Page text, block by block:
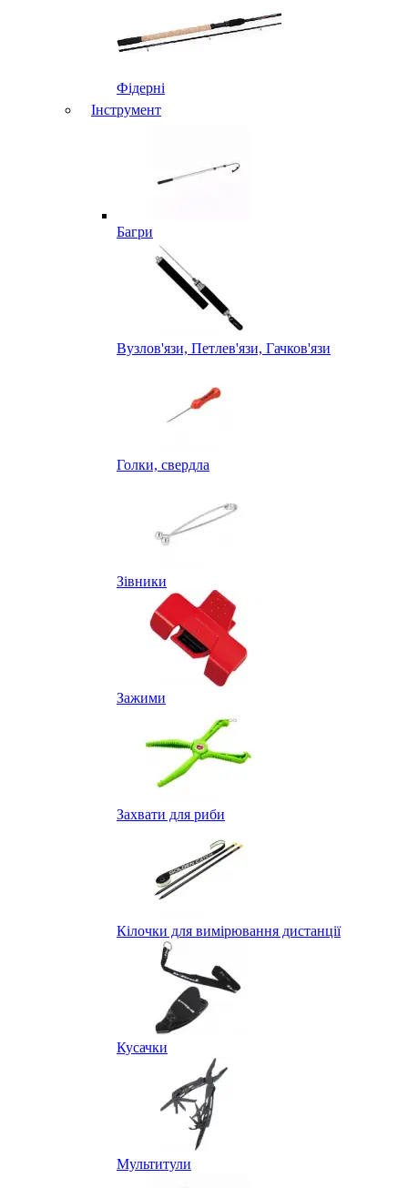
Фідерні
Інструмент
Багри
Вузлов'язи, Петлев'язи, Гачков'язи
Голки, свердла
Зівники
Зажими
Захвати для риби
Кілочки для вимірювання дистанції
Кусачки
Мультитули